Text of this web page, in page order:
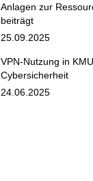
Anlagen zur
beiträgt
25.09.2025
VPN-Nutzung in
Cybersicherheit
24.06.2025